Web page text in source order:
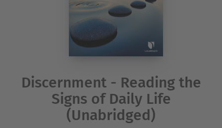
Discernment - Reading the
Signs of Daily Life
(Unabridged)